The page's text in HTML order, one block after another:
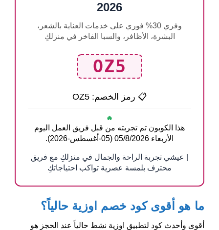
2026
وفري 30% فوري على خدمات العناية بالشعر،
البشرة، الأظافر، والسبا الفاخر في منزلكِ
OZ5
📋 رمز الخصم:OZ5
🔥
هذا الكوبون تم تجربته من قبل فريق العمل اليوم
الأربعاء 05/8/2026 (05-أغسطس-2026).
| عيشي تجربة الراحة والجمال في منزلكِ مع فريق
محترف بلمسة عصرية تواكب احتياجاتكِ
ما هو أقوى كود خصم اوزية حالياً؟
أقوى وأحدث كود لتطبيق اوزية نشط حالياً عند الحجز هو